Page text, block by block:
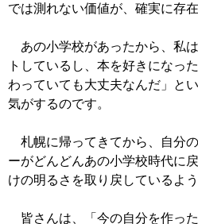
では測れない価値が、確実に存在
あの小学校があったから、私
トしているし、本を好きになっ
わっていても大丈夫なんだ」と
気がするのです。
札幌に帰ってきてから、自分
ーがどんどんあの小学校時代に
けの明るさを取り戻しているよ
皆さんは、「今の自分を作っ